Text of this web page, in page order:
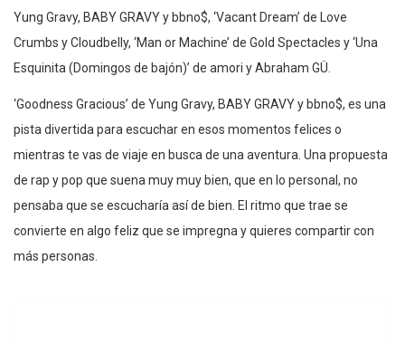
Yung Gravy, BABY GRAVY y bbno$, ‘Vacant Dream’ de Love
Crumbs y Cloudbelly, ‘Man or Machine’ de Gold Spectacles y ‘Una
Esquinita (Domingos de bajón)’ de amori y Abraham GÜ.
‘Goodness Gracious’ de Yung Gravy, BABY GRAVY y bbno$, es una
pista divertida para escuchar en esos momentos felices o
mientras te vas de viaje en busca de una aventura. Una propuesta
de rap y pop que suena muy muy bien, que en lo personal, no
pensaba que se escucharía así de bien. El ritmo que trae se
convierte en algo feliz que se impregna y quieres compartir con
más personas.